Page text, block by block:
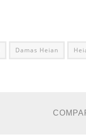
Damas Heian